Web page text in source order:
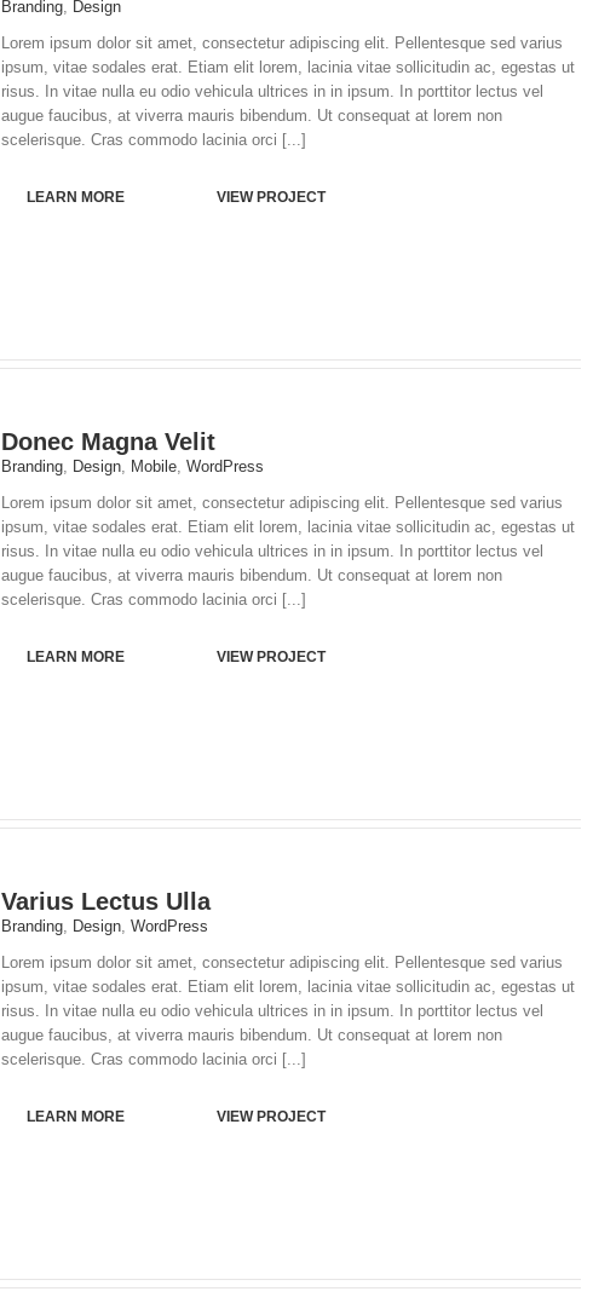
Branding, Design
Lorem ipsum dolor sit amet, consectetur adipiscing elit. Pellentesque sed varius
ipsum, vitae sodales erat. Etiam elit lorem, lacinia vitae sollicitudin ac, egestas ut
risus. In vitae nulla eu odio vehicula ultrices in in ipsum. In porttitor lectus vel
augue faucibus, at viverra mauris bibendum. Ut consequat at lorem non
scelerisque. Cras commodo lacinia orci [...]
LEARN MORE VIEW PROJECT
Donec Magna Velit
Branding, Design, Mobile, WordPress
Lorem ipsum dolor sit amet, consectetur adipiscing elit. Pellentesque sed varius
ipsum, vitae sodales erat. Etiam elit lorem, lacinia vitae sollicitudin ac, egestas ut
risus. In vitae nulla eu odio vehicula ultrices in in ipsum. In porttitor lectus vel
augue faucibus, at viverra mauris bibendum. Ut consequat at lorem non
scelerisque. Cras commodo lacinia orci [...]
LEARN MORE VIEW PROJECT
Varius Lectus Ulla
Branding, Design, WordPress
Lorem ipsum dolor sit amet, consectetur adipiscing elit. Pellentesque sed varius
ipsum, vitae sodales erat. Etiam elit lorem, lacinia vitae sollicitudin ac, egestas ut
risus. In vitae nulla eu odio vehicula ultrices in in ipsum. In porttitor lectus vel
augue faucibus, at viverra mauris bibendum. Ut consequat at lorem non
scelerisque. Cras commodo lacinia orci [...]
LEARN MORE VIEW PROJECT